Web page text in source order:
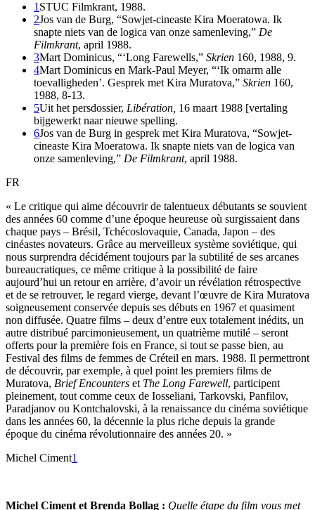
1 STUC Filmkrant, 1988.
2Jos van de Burg, “Sowjet-cineaste Kira Moeratowa. Ik
snapte niets van de logica van onze samenleving,” De
Filmkrant, april 1988.
3Mart Dominicus, “‘Long Farewells,” Skrien 160, 1988, 9.
4Mart Dominicus en Mark-Paul Meyer, “‘Ik omarm alle
toevalligheden’. Gesprek met Kira Muratova,” Skrien 160,
1988, 8-13.
5Uit het persdossier, Libération, 16 maart 1988 [vertaling
bijgewerkt naar nieuwe spelling.
6Jos van de Burg in gesprek met Kira Muratova, “Sowjet-
cineaste Kira Moeratowa. Ik snapte niets van de logica van
onze samenleving,” De Filmkrant, april 1988.
FR
« Le critique qui aime découvrir de talentueux débutants se souvient
des années 60 comme d’une époque heureuse où surgissaient dans
chaque pays – Brésil, Tchécoslovaquie, Canada, Japon – des
cinéastes novateurs. Grâce au merveilleux système soviétique, qui
nous surprendra décidément toujours par la subtilité de ses arcanes
bureaucratiques, ce même critique à la possibilité de faire
aujourd’hui un retour en arrière, d’avoir un révélation rétrospective
et de se retrouver, le regard vierge, devant l’œuvre de Kira Muratova
soigneusement conservée depuis ses débuts en 1967 et quasiment
non diffusée. Quatre films – deux d’entre eux totalement inédits, un
autre distribué parcimonieusement, un quatrième mutilé – seront
offerts pour la première fois en France, si tout se passe bien, au
Festival des films de femmes de Créteil en mars. 1988. Il permettront
de découvrir, par exemple, à quel point les premiers films de
Muratova, Brief Encounters et The Long Farewell, participent
pleinement, tout comme ceux de Iosseliani, Tarkovski, Panfilov,
Paradjanov ou Kontchalovski, à la renaissance du cinéma soviétique
dans les années 60, la décennie la plus riche depuis la grande
époque du cinéma révolutionnaire des années 20. »
Michel Ciment1
Michel Ciment et Brenda Bollag : Quelle étape du film vous met